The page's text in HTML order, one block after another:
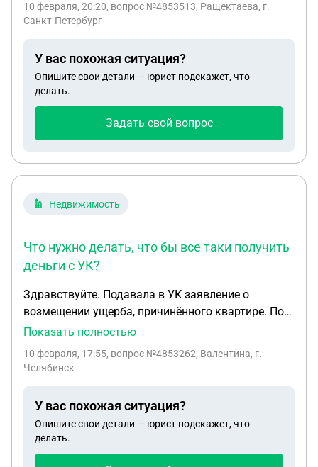
10 февраля, 20:20, вопрос №4853513, Ращектаева, г.
Санкт-Петербург
У вас похожая ситуация?
Опишите свои детали — юрист подскажет, что
делать.
Задать свой вопрос
Недвижимость
Что нужно делать, что бы все таки получить
деньги с УК?
Здравствуйте. Подавала в УК заявление о
возмещении ущерба, причинённого квартире. По
вине УК квартиру затопило горячей водой из
лицензии, а ответа на мое заявление я так и не
Показать полностью
10 февраля, 17:55, вопрос №4853262, Валентина, г.
Челябинск
У вас похожая ситуация?
Опишите свои детали — юрист подскажет, что
делать.